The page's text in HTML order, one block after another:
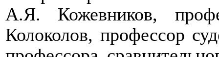
А.Я. Кожевников,
Колоколов, профессор